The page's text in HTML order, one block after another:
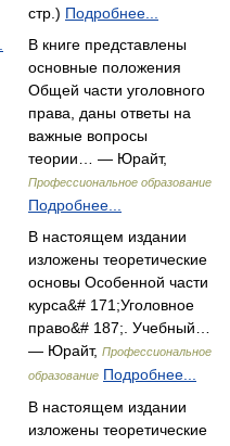
стр.) Подробнее...
В книге представлены
основные положения
Общей части уголовного
права, даны ответы на
важные вопросы
теории… — Юрайт,
Профессиональное образование
Подробнее...
В настоящем издании
изложены теоретические
основы Особенной части
курса&# 171;Уголовное
право&# 187;. Учебный…
— Юрайт, Профессиональное
образование Подробнее...
В настоящем издании
изложены теоретические